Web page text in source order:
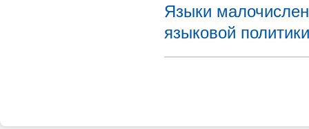
Языки
языковой политики